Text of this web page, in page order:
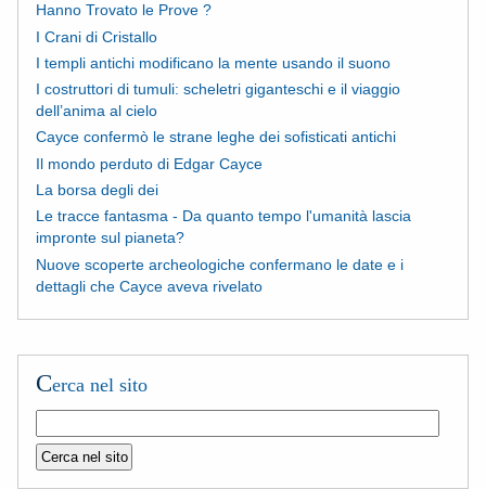
Hanno Trovato le Prove ?
I Crani di Cristallo
I templi antichi modificano la mente usando il suono
I costruttori di tumuli: scheletri giganteschi e il viaggio
dell’anima al cielo
Cayce confermò le strane leghe dei sofisticati antichi
Il mondo perduto di Edgar Cayce
La borsa degli dei
Le tracce fantasma - Da quanto tempo l'umanità lascia
impronte sul pianeta?
Nuove scoperte archeologiche confermano le date e i
dettagli che Cayce aveva rivelato
Cerca nel sito